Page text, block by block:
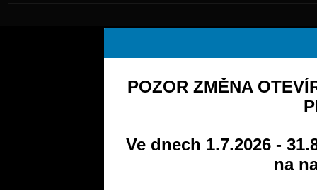
POZOR ZMĚNA
Ve dnech 1.7.2026 -
na